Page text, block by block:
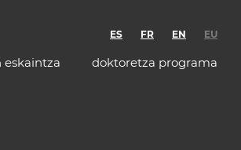
ES FR EN EU
eskaintza doktoretza programa